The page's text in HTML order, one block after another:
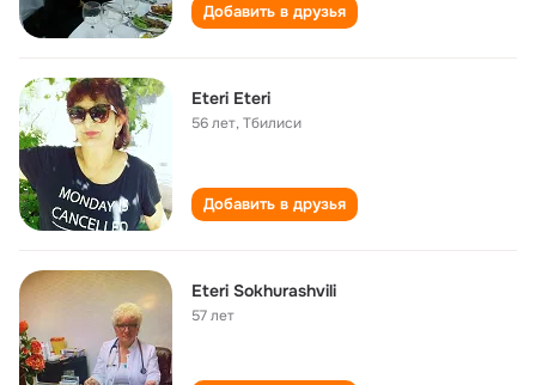
Добавить в друзья
Eteri Eteri
56 лет,Тбилиси
Добавить в друзья
Eteri Sokhurashvili
57 лет